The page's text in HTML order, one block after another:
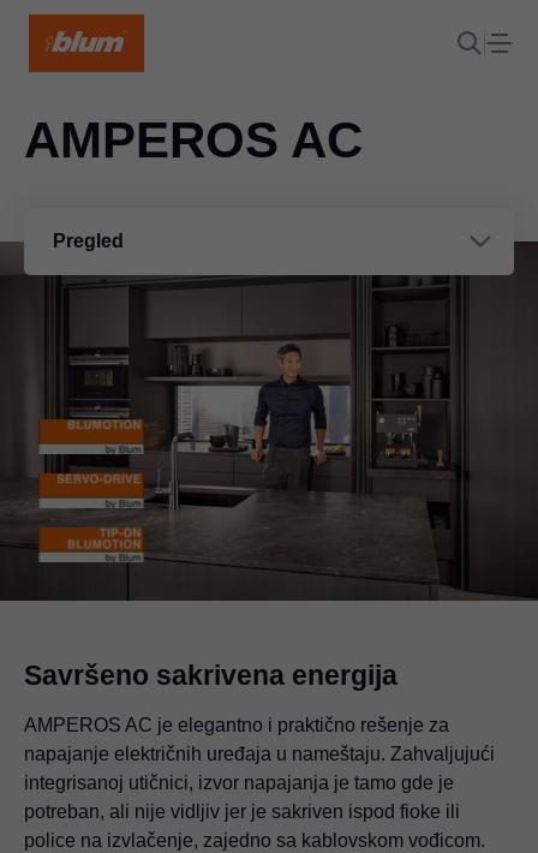
Pregled
AMPEROS AC
Savršeno sakrivena energija
AMPEROS AC je elegantno i praktično rešenje za
napajanje električnih uređaja u nameštaju. Zahvaljujući
integrisanoj utičnici, izvor napajanja je tamo gde je
potreban, ali nije vidljiv jer je sakriven ispod fioke ili
police na izvlačenje, zajedno sa kablovskom vođicom.